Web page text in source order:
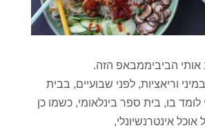
אותי הביביממבאפ הזה.
וריאציות, לפני שבועיים, בבית
בו, בית ספר בינלאומי, כשמו כן
אינטרנשיונלי,